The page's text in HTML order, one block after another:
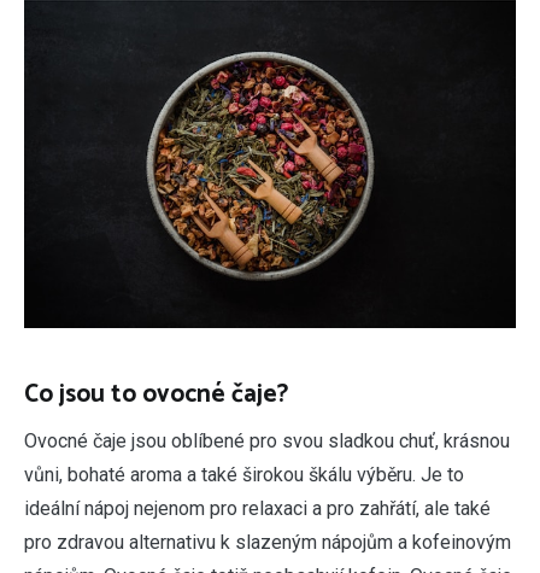
Co jsou to ovocné čaje?
Ovocné čaje jsou oblíbené pro svou sladkou chuť, krásnou
vůni, bohaté aroma a také širokou škálu výběru. Je to
ideální nápoj nejenom pro relaxaci a pro zahřátí, ale také
pro zdravou alternativu k slazeným nápojům a kofeinovým